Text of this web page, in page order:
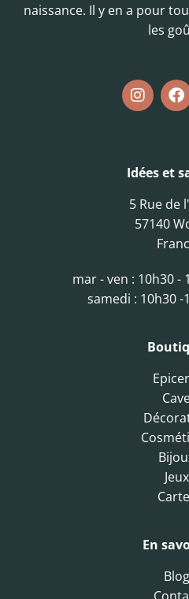
naissance. Il y en a pour
les
Idées et
5 Rue de
57140
mar - ven : 10h30 -
samedi : 10h30 -
Jeux
En
Blog